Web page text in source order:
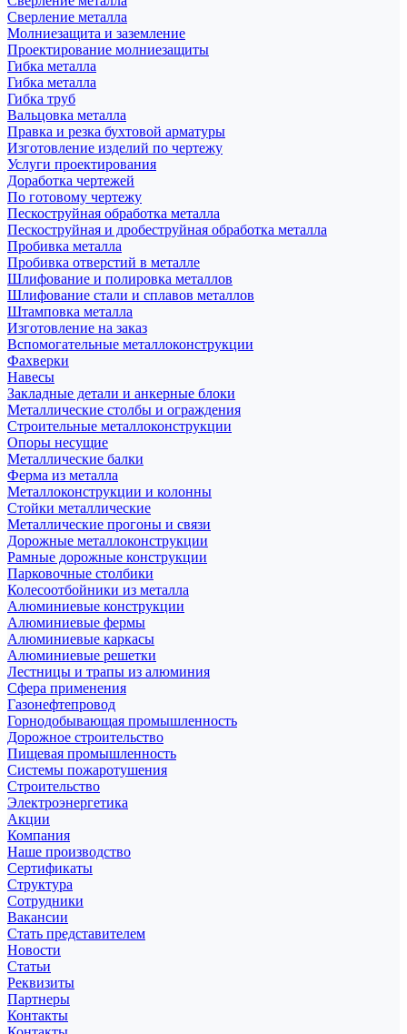
Сверление металла
Молниезащита и заземление
Проектирование молниезащиты
Гибка металла
Гибка металла
Гибка труб
Вальцовка металла
Правка и резка бухтовой арматуры
Изготовление изделий по чертежу
Услуги проектирования
Доработка чертежей
По готовому чертежу
Пескоструйная обработка металла
Пескоструйная и дробеструйная обработка металла
Пробивка металла
Пробивка отверстий в металле
Шлифование и полировка металлов
Шлифование стали и сплавов металлов
Штамповка металла
Изготовление на заказ
Вспомогательные металлоконструкции
Фахверки
Навесы
Закладные детали и анкерные блоки
Металлические столбы и ограждения
Строительные металлоконструкции
Опоры несущие
Металлические балки
Ферма из металла
Металлоконструкции и колонны
Стойки металлические
Металлические прогоны и связи
Дорожные металлоконструкции
Рамные дорожные конструкции
Парковочные столбики
Колесоотбойники из металла
Алюминиевые конструкции
Алюминиевые фермы
Алюминиевые каркасы
Алюминиевые решетки
Лестницы и трапы из алюминия
Сфера применения
Газонефтепровод
Горнодобывающая промышленность
Дорожное строительство
Пищевая промышленность
Системы пожаротушения
Строительство
Электроэнергетика
Акции
Компания
Наше производство
Сертификаты
Структура
Сотрудники
Вакансии
Стать представителем
Новости
Статьи
Реквизиты
Партнеры
Контакты